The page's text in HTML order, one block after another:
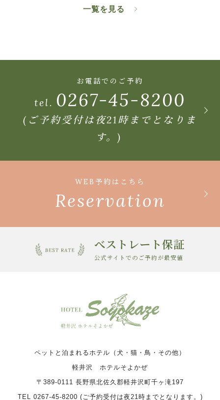
一覧を見る
お電話でのご予約
tel. 0267-45-8200
(ご予約受付は夜21時までとなりま
す。)
WEB予約はこちら
Reservation
べストレート保証
公式サイトでのご予約が最安値
ペットと泊まれるホテル（犬・猫・鳥・その他）
軽井沢 ホテルそよかぜ
〒389-0111 長野県北佐久郡軽井沢町千ヶ滝197
TEL 0267-45-8200 (ご予約受付は夜21時までとなります。)